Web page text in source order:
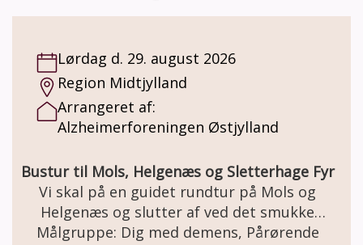
Lørdag d. 29. august 2026
Region Midtjylland
Arrangeret af:
Alzheimerforeningen Østjylland
Bustur til Mols, Helgenæs og Sletterhage Fyr
Vi skal på en guidet rundtur på Mols og
Helgenæs og slutter af ved det smukke
Sletterhage Fyr.
Målgruppe: Dig med demens, Pårørende